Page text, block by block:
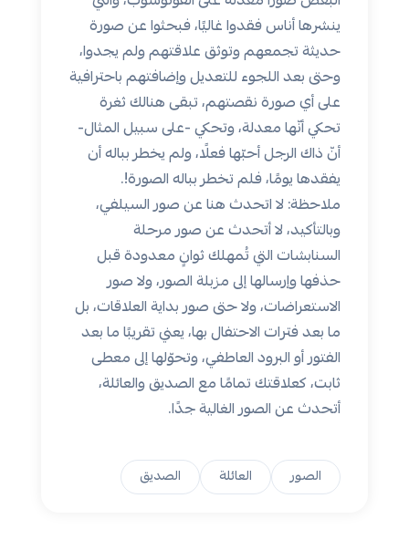
ينشرها أناس فقدوا غاليًا، فبحثوا عن صورة
حديثة تجمعهم وتوثق علاقتهم ولم يجدوا،
وحتى بعد اللجوء للتعديل وإضافتهم باحترافية
على أي صورة نقصتهم، تبقى هنالك ثغرة
تحكي أنّها معدلة، وتحكي -على سبيل المثال-
أنّ ذاك الرجل أحبّها فعلًا، ولم يخطر بباله أن
يفقدها يومًا، فلم تخطر بباله الصورة!.
ملاحظة: لا اتحدث هنا عن صور السيلفي،
وبالتأكيد، لا أتحدث عن صور مرحلة
السنابشات التي تُمهلك ثوانٍ معدودة قبل
حذفها وإرسالها إلى مزبلة الصور، ولا صور
الاستعراضات، ولا حتى صور بداية العلاقات، بل
ما بعد فترات الاحتفال بها، يعني تقريبًا ما بعد
الفتور أو البرود العاطفي، وتحوّلها إلى معطى
ثابت، كعلاقتك تمامًا مع الصديق والعائلة،
أتحدث عن الصور الغالية جدًا.
الصور العائلة الصديق